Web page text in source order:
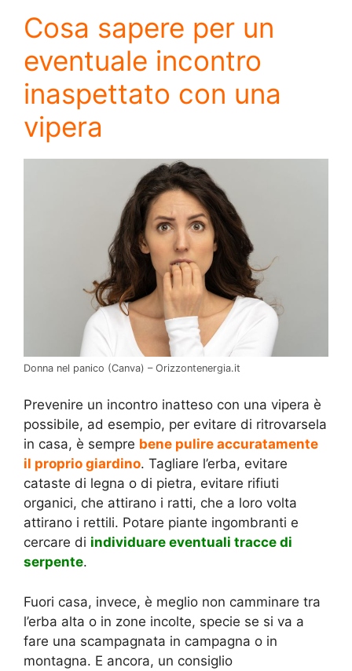
Cosa sapere per un
eventuale incontro
inaspettato con una
vipera
Donna nel panico (Canva) – Orizzontenergia.it
Prevenire un incontro inatteso con una vipera è
possibile, ad esempio, per evitare di ritrovarsela
in casa, è sempre bene pulire accuratamente
il proprio giardino. Tagliare l’erba, evitare
cataste di legna o di pietra, evitare rifiuti
organici, che attirano i ratti, che a loro volta
attirano i rettili. Potare piante ingombranti e
cercare di individuare eventuali tracce di
serpente.
Fuori casa, invece, è meglio non camminare tra
l’erba alta o in zone incolte, specie se si va a
fare una scampagnata in campagna o in
montagna. E ancora, un consiglio